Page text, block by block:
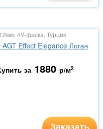
4V-фаска, Турция
Effect Elegance Логан
за 1880 р/м2